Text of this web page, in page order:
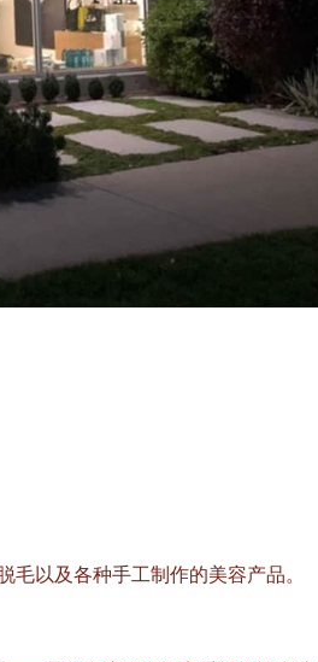
以及各种手工制作的美容产品。